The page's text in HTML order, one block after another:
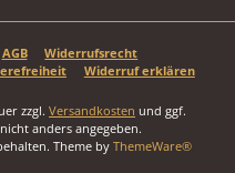
AGB
Widerrufsrecht
Widerruf erklären
zzgl. Versandkosten und ggf.
anders angegeben.
Theme by ThemeWare®